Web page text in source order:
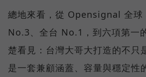
總地來看，從 Opensignal 全球
No.3、全台 No.1，到六項第一
楚看見：台灣大哥大打造的不只
是一套兼顧涵蓋、容量與穩定性